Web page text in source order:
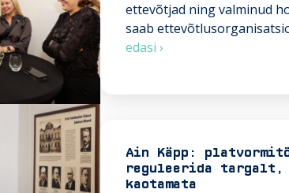
ettevõtjad ning valminud
saab
edasi ›
t
j
Ain Käpp:
reguleerida targalt,
kaotamata